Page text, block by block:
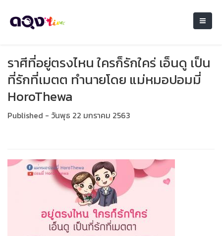
ราศีที่อยู่ตรงไหน ใครก็รักใคร่ เอ็นดู เป็น
ที่รักที่เมตต ทำนายโดย แม่หมอปอมมี่
HoroThewa
Published - วันพุธ 22 มกราคม 2563